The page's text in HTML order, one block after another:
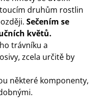
druhům rostlin
Sečením se
květů.
trávníku a
zcela určitě by
některé komponenty,